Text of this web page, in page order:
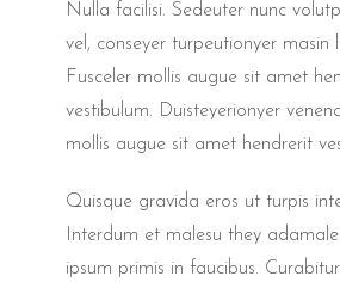
Nulla facilisi. Sedeuter nunc
vel, conseyer turpeutionyer masin
Fusceler mollis augue sit amet
vestibulum. Duisteyerionyer
mollis augue sit amet hendrerit
Quisque gravida eros ut turpis
Interdum et malesu they
ipsum primis in faucibus.